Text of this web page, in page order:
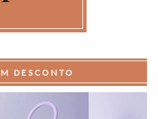
DESCONTO